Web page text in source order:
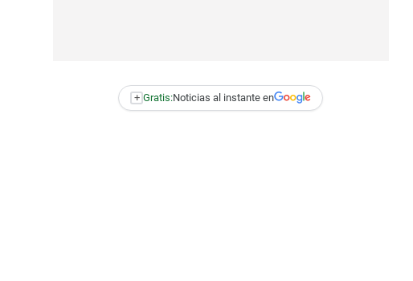
+ Gratis:Noticias al instante en